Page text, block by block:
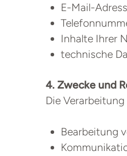
E-Mail-
Inhalte Ihrer
technische
4. Zwecke und
Die
Bearbeitung